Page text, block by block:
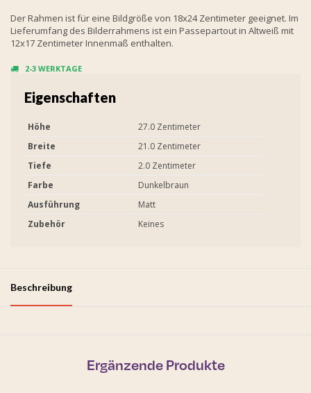
Der Rahmen ist für eine Bildgröße von 18x24 Zentimeter geeignet. Im
Lieferumfang des Bilderrahmens ist ein Passepartout in Altweiß mit
12x17 Zentimeter Innenmaß enthalten.
2-3 WERKTAGE
Eigenschaften
Höhe
27.0 Zentimeter
Breite
21.0 Zentimeter
Tiefe
2.0 Zentimeter
Farbe
Dunkelbraun
Ausführung
Matt
Zubehör
Keines
Beschreibung
Ergänzende Produkte